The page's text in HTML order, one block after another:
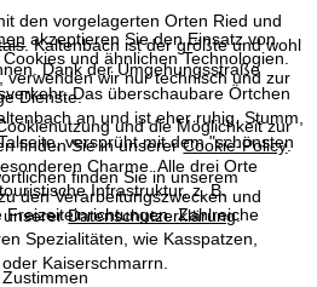
akzeptieren Sie den Einsatz von
und ähnlichen Technologien.
verwenden wir nur technisch und zur
Dienste.
und die Möglichkeit zur
finden Sie in unsererCookie-Policy.
finden Sie in unserem
den Verarbeitungszwecken und
unsererDatenschutzerklärung.
Zustimmen
den vorgelagerten Orten Ried und
Kaltenbach ist der größte und wohl
Dank der Umgehungsstraße
Das überschaubare Örtchen
an und ist eher ruhig. Stumm,
versprüht mit dem "schönsten
Charme. Alle drei Orte
Infrastruktur, z. B.
Zahlreiche
Spezialitäten, wie Kasspatzen,
Kaiserschmarrn.